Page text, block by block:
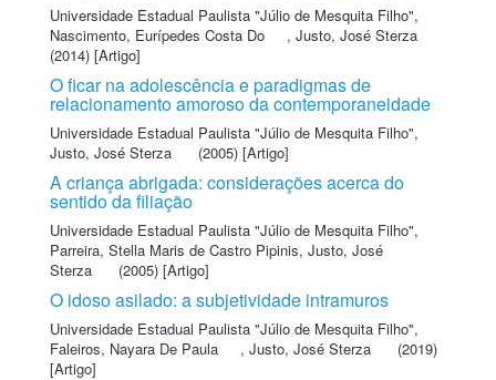
Universidade Estadual Paulista "Júlio de Mesquita Filho",
Nascimento, Eurípedes Costa Do
, Justo, José Sterza
(2014) [Artigo]
O ficar na adolescência e paradigmas de
relacionamento amoroso da contemporaneidade
Universidade Estadual Paulista "Júlio de Mesquita Filho",
Justo, José Sterza
(2005) [Artigo]
A criança abrigada: considerações acerca do
sentido da filiação
Universidade Estadual Paulista "Júlio de Mesquita Filho",
Parreira, Stella Maris de Castro Pipinis, Justo, José
Sterza
(2005) [Artigo]
O idoso asilado: a subjetividade intramuros
Universidade Estadual Paulista "Júlio de Mesquita Filho",
Faleiros, Nayara De Paula
, Justo, José Sterza
(2019)
[Artigo]